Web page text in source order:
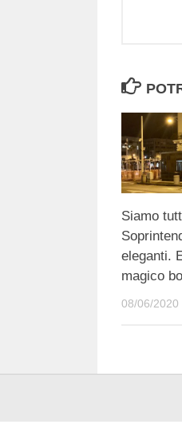
Siamo
eleganti.
magico
08/06/2020